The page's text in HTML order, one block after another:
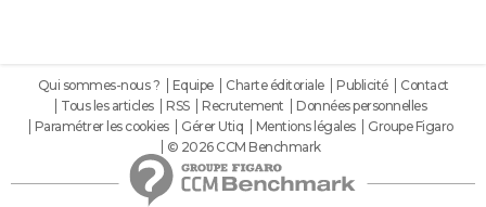
Qui sommes-nous ? Equipe Charte éditoriale Publicité
Contact
Tous les articles
RSS Recrutement
Données personnelles
Paramétrer les cookies
Gérer Utiq Mentions légales
Groupe Figaro
© 2026 CCM Benchmark